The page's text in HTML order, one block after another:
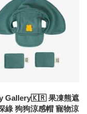
Gallery🇰🇷 果凍熊遮
綠 狗狗涼感帽 寵物涼